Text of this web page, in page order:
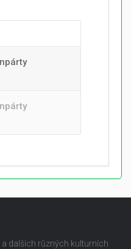
dalších různých kulturních